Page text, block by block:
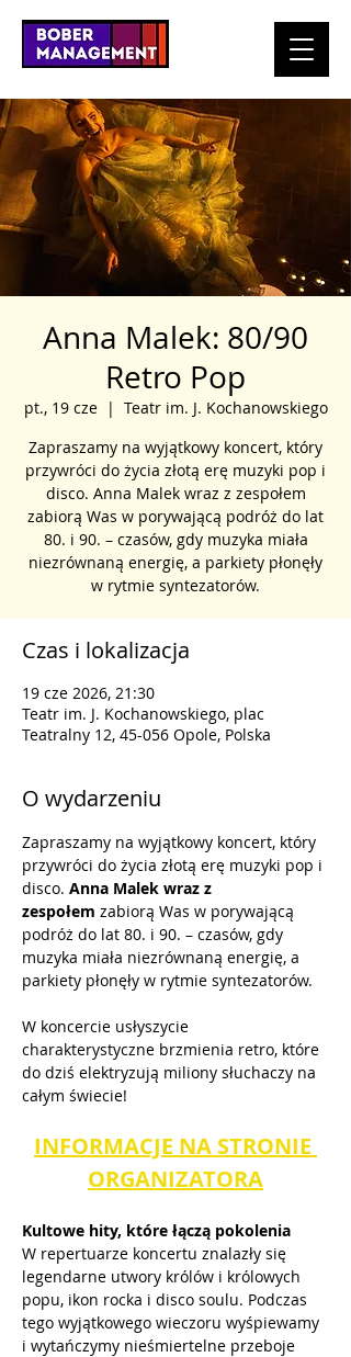
Anna Malek: 80/90
Retro Pop
pt., 19 cze
  |
Teatr im. J. Kochanowskiego
Zapraszamy na wyjątkowy koncert, który
przywróci do życia złotą erę muzyki pop i
disco. Anna Malek wraz z zespołem
zabiorą Was w porywającą podróż do lat
80. i 90. – czasów, gdy muzyka miała
niezrównaną energię, a parkiety płonęły
w rytmie syntezatorów.
Czas i lokalizacja
19 cze 2026, 21:30
Teatr im. J. Kochanowskiego, plac
Teatralny 12, 45-056 Opole, Polska
O wydarzeniu
Zapraszamy na wyjątkowy koncert, który
przywróci do życia złotą erę muzyki pop i
disco. Anna Malek wraz z
zespołem zabiorą Was w porywającą
podróż do lat 80. i 90. – czasów, gdy
muzyka miała niezrównaną energię, a
parkiety płonęły w rytmie syntezatorów.
W koncercie usłyszycie
charakterystyczne brzmienia retro, które
do dziś elektryzują miliony słuchaczy na
całym świecie!
INFORMACJE NA STRONIE
ORGANIZATORA
Kultowe hity, które łączą pokolenia
W repertuarze koncertu znalazły się
legendarne utwory królów i królowych
popu, ikon rocka i disco soulu. Podczas
tego wyjątkowego wieczoru wyśpiewamy
i wytańczymy nieśmiertelne przeboje